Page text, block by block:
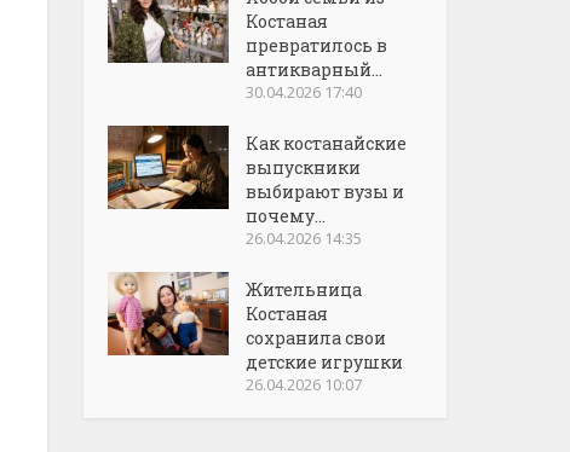
Костаная
превратилось в
антикварный...
30.04.2026 17:40
Как костанайские
выпускники
выбирают вузы и
почему...
26.04.2026 14:35
Жительница
Костаная
сохранила свои
детские игрушки
26.04.2026 10:07